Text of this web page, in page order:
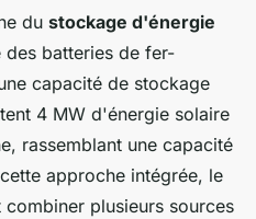
du stockage d'énergie
des batteries de fer-
capacité de stockage
4 MW d'énergie solaire
rassemblant une capacité
approche intégrée, le
plusieurs sources